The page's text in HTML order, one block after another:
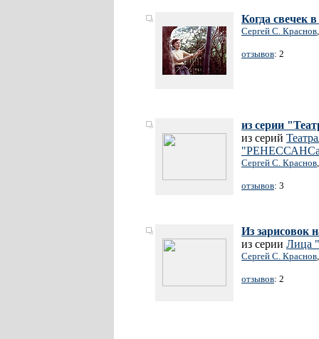
Когда свечек
Сергей С. Краснов
отзывов: 2
из серии
из серий
Сергей С. Краснов
отзывов: 3
Из зарисовок
из серии Лица
Сергей С. Краснов
отзывов: 2